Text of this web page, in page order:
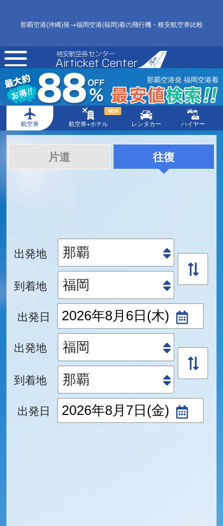
那覇空港(沖縄)発→福岡空港(福岡)着の飛行機・格安航空券比較
toggle
navigation
那覇空港発 福岡空港着
航空券 航空券+ホテル
NEW
レンタカー ハイヤー
片道 往復
出発地
到着地
出発日
出発地
到着地
出発日